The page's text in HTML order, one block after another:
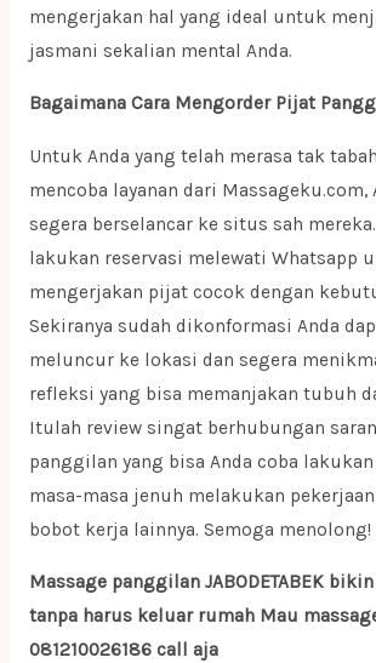
mengerjakan hal yang ideal untuk
jasmani sekalian mental Anda.
Bagaimana Cara Mengorder Pijat
Untuk Anda yang telah merasa tak
mencoba layanan dari Massageku.com,
segera berselancar ke situs sah
lakukan reservasi melewati Whatsapp
mengerjakan pijat cocok dengan
Sekiranya sudah dikonformasi Anda
meluncur ke lokasi dan segera
refleksi yang bisa memanjakan tubuh
Itulah review singat berhubungan
panggilan yang bisa Anda coba
masa-masa jenuh melakukan
bobot kerja lainnya. Semoga menolong!
Massage panggilan JABODETABEK
tanpa harus keluar rumah Mau
081210026186 call aja